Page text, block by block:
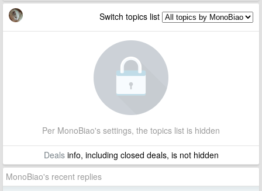
Switch topics list
Per MonoBiao's settings, the topics list is hidden
Dealsinfo, including closed deals, is not hidden
MonoBiao's recent replies